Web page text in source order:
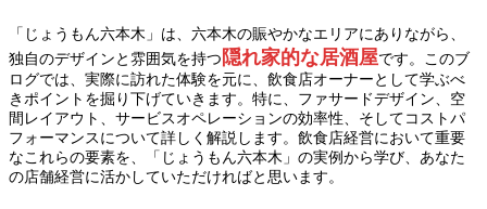
「じょうもん六本木」は、六本木の賑やかなエリアにありながら、
独自のデザインと雰囲気を持つ隠れ家的な居酒屋です。このブ
ログでは、実際に訪れた体験を元に、飲食店オーナーとして学ぶべ
きポイントを掘り下げていきます。特に、ファサードデザイン、空
間レイアウト、サービスオペレーションの効率性、そしてコストパ
フォーマンスについて詳しく解説します。飲食店経営において重要
なこれらの要素を、「じょうもん六本木」の実例から学び、あなた
の店舗経営に活かしていただければと思います。